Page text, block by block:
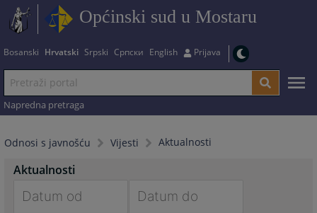
Općinski sud u Mostaru
Bosanski Hrvatski Srpski Српски English Prijava
Napredna pretraga
Odnosi s javnošću Vijesti Aktualnosti
Aktualnosti